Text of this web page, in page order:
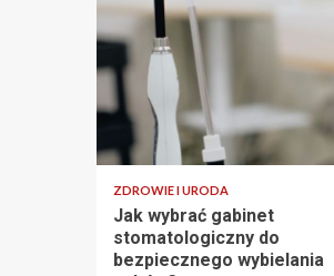
ZDROWIE I URODA
Jak wybrać gabinet
stomatologiczny do
bezpiecznego wybielania